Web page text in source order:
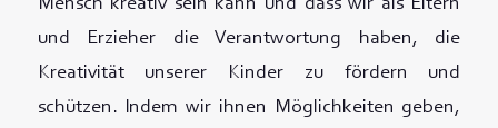
Mensch kreativ sein kann und dass wir als Eltern
und Erzieher die Verantwortung haben, die
Kreativität unserer Kinder zu fördern und
schützen. Indem wir ihnen Möglichkeiten geben,